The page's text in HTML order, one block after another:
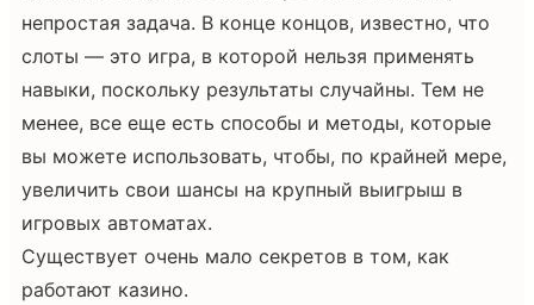
непростая задача. В конце концов, известно, что
слоты — это игра, в которой нельзя применять
навыки, поскольку результаты случайны. Тем не
менее, все еще есть способы и методы, которые
вы можете использовать, чтобы, по крайней мере,
увеличить свои шансы на крупный выигрыш в
игровых автоматах.
Существует очень мало секретов в том, как
работают казино.